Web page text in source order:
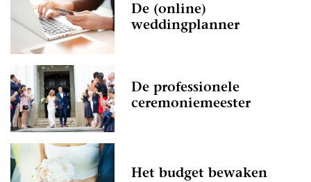
De (online)
weddingplanner
De professionele
ceremoniemeester
Het budget bewaken